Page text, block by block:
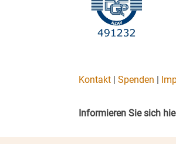
Kontakt |Spenden
Informieren Sie sich